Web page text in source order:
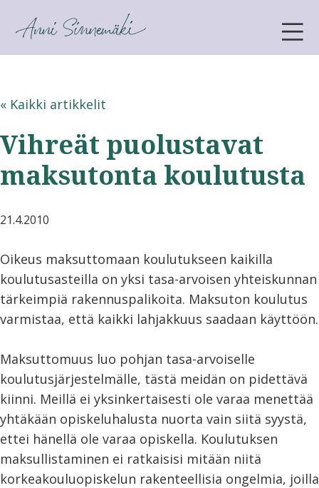
ANNI SINNEMÄKI
« Kaikki artikkelit
Vihreät puolustavat
maksutonta koulutusta
21.4.2010
Oikeus maksuttomaan koulutukseen kaikilla
koulutusasteilla on yksi tasa-arvoisen yhteiskunnan
tärkeimpiä rakennuspalikoita. Maksuton koulutus
varmistaa, että kaikki lahjakkuus saadaan käyttöön.
Maksuttomuus luo pohjan tasa-arvoiselle
koulutusjärjestelmälle, tästä meidän on pidettävä
kiinni. Meillä ei yksinkertaisesti ole varaa menettää
yhtäkään opiskeluhalusta nuorta vain siitä syystä,
ettei hänellä ole varaa opiskella. Koulutuksen
maksullistaminen ei ratkaisisi mitään niitä
korkeakouluopiskelun rakenteellisia ongelmia, joilla